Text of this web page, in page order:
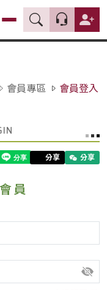
會員專區 會員登入
分享 分享
員